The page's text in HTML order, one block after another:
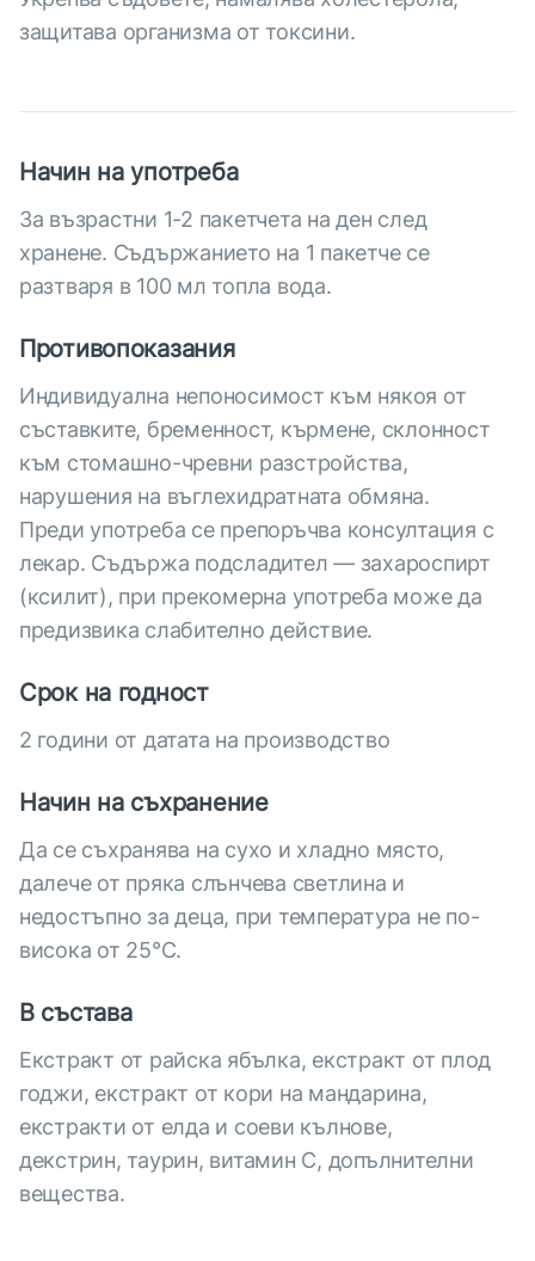
защитава организма от токсини.
Начин на употреба
За възрастни 1-2 пакетчета на ден след
хранене. Съдържанието на 1 пакетче се
разтваря в 100 мл топла вода.
Противопоказания
Индивидуална непоносимост към някоя от
съставките, бременност, кърмене, склонност
към стомашно-чревни разстройства,
нарушения на въглехидратната обмяна.
Преди употреба се препоръчва консултация с
лекар. Съдържа подсладител — захароспирт
(ксилит), при прекомерна употреба може да
предизвика слабително действие.
Срок на годност
2 години от датата на производство
Начин на съхранение
Да се съхранява на сухо и хладно място,
далече от пряка слънчева светлина и
недостъпно за деца, при температура не по-
висока от 25°С.
В състава
Екстракт от райска ябълка, екстракт от плод
годжи, екстракт от кори на мандарина,
екстракти от елда и соеви кълнове,
декстрин, таурин, витамин С, допълнителни
вещества.